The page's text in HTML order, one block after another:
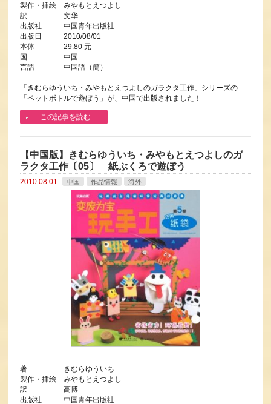
製作・挿絵 みやもとえつよし
訳 文华
出版社 中国青年出版社
出版日 2010/08/01
本体 29.80 元
国 中国
言語 中国語（簡）
「きむらゆういち・みやもとえつよしのガラクタ工作」シリーズの
「ペットボトルで遊ぼう」が、中国で出版されました！
この記事を読む
【中国版】きむらゆういち・みやもとえつよしのガ
ラクタ工作〔05〕 紙ぶくろで遊ぼう
2010.08.01 中国 作品情報 海外
著 きむらゆういち
製作・挿絵 みやもとえつよし
訳 高博
出版社 中国青年出版社